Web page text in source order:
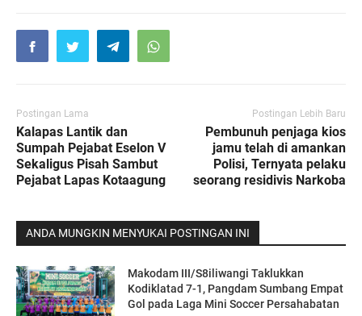
Postingan Lama
Kalapas Lantik dan
Sumpah Pejabat Eselon V
Sekaligus Pisah Sambut
Pejabat Lapas Kotaagung
Postingan Lebih Baru
Pembunuh penjaga kios
jamu telah di amankan
Polisi, Ternyata pelaku
seorang residivis Narkoba
ANDA MUNGKIN MENYUKAI POSTINGAN INI
Makodam III/S8iliwangi Taklukkan
Kodiklatad 7-1, Pangdam Sumbang Empat
Gol pada Laga Mini Soccer Persahabatan